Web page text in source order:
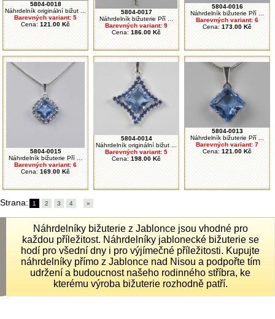
5804-0018
Náhrdelník originální bižut ...
Barevných variant: 5
Cena: 121.00 Kč
5804-0017
Náhrdelník bižuterie Pří ...
Barevných variant: 9
Cena: 186.00 Kč
5804-0016
Náhrdelník bižuterie Pří ...
Barevných variant: 6
Cena: 173.00 Kč
5804-0015
Náhrdelník bižuterie Pří ...
Barevných variant: 6
Cena: 169.00 Kč
5804-0014
Náhrdelník originální bižut ...
Barevných variant: 5
Cena: 198.00 Kč
5804-0013
Náhrdelník bižuterie Pří ...
Barevných variant: 7
Cena: 121.00 Kč
Strana: 1 2 3 4 »
Náhrdelníky bižuterie z Jablonce jsou vhodné pro
každou příležitost. Náhrdelníky jablonecké bižuterie se
hodí pro všední dny i pro výjímečné příležitosti. Kupujte
náhrdelníky přímo z Jablonce nad Nisou a podpořte tím
udržení a budoucnost našeho rodinného stříbra, ke
kterému výroba bižuterie rozhodně patří.